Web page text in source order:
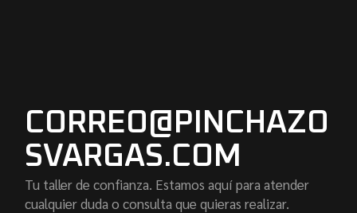
CORREO@PINCHAZO
SVARGAS.COM
Tu taller de confianza. Estamos aquí para atender
cualquier duda o consulta que quieras realizar.